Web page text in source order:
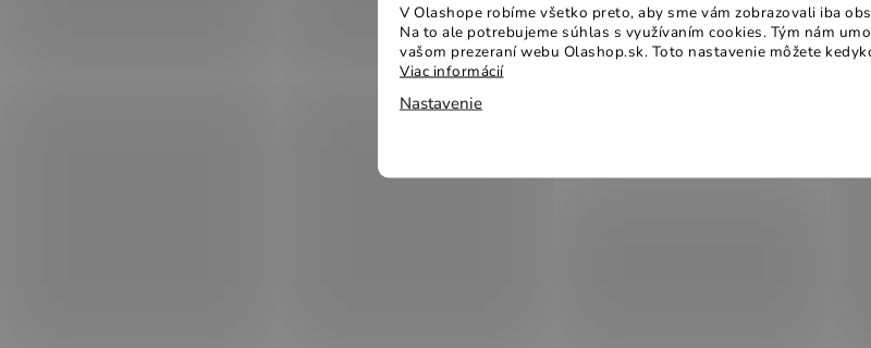
V Olashope robíme všetko preto, aby sme vám zobrazovali iba
Na to ale potrebujeme súhlas s využívaním cookies. Tým nám
vašom prezeraní webu Olashop.sk. Toto nastavenie môžete
Viac informácií
Nastavenie